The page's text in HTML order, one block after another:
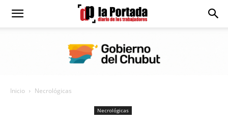
Diario
Inicio Necrológicas
Necrológicas